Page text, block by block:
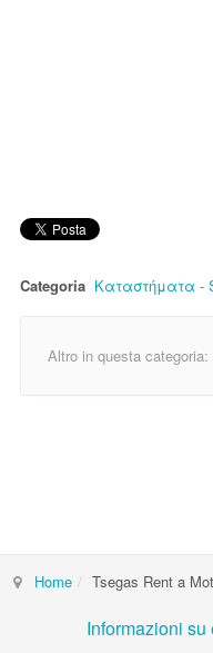
Categoria Καταστήματα -
Altro in questa categoria:
Home Tsegas Rent a
Informazioni